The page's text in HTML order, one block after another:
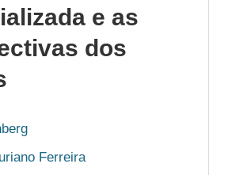
e as
dos
Ferreira